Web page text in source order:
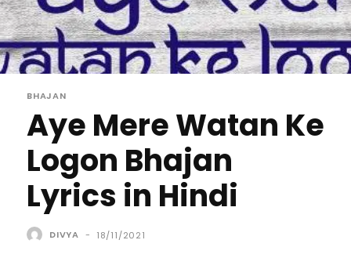
BHAJAN
Aye Mere Watan Ke
Logon Bhajan
Lyrics in Hindi
DIVYA - 18/11/2021